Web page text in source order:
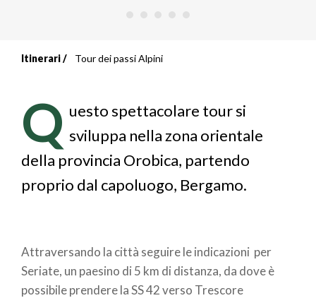
di
pane
Itinerari Tour dei passi Alpini
Q uesto spettacolare tour si
sviluppa nella zona orientale
della provincia Orobica, partendo
proprio dal capoluogo, Bergamo.
Attraversando la città seguire le indicazioni per
Seriate, un paesino di 5 km di distanza, da dove è
possibile prendere la SS 42 verso Trescore